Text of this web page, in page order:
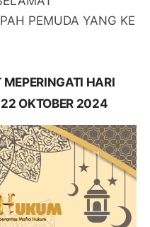
PEMUDA YANG KE
HARI
OKTOBER 2024